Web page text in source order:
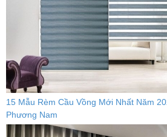
15 Mẫu Rèm Cầu Vồng Mới Nhất Năm
Phương Nam